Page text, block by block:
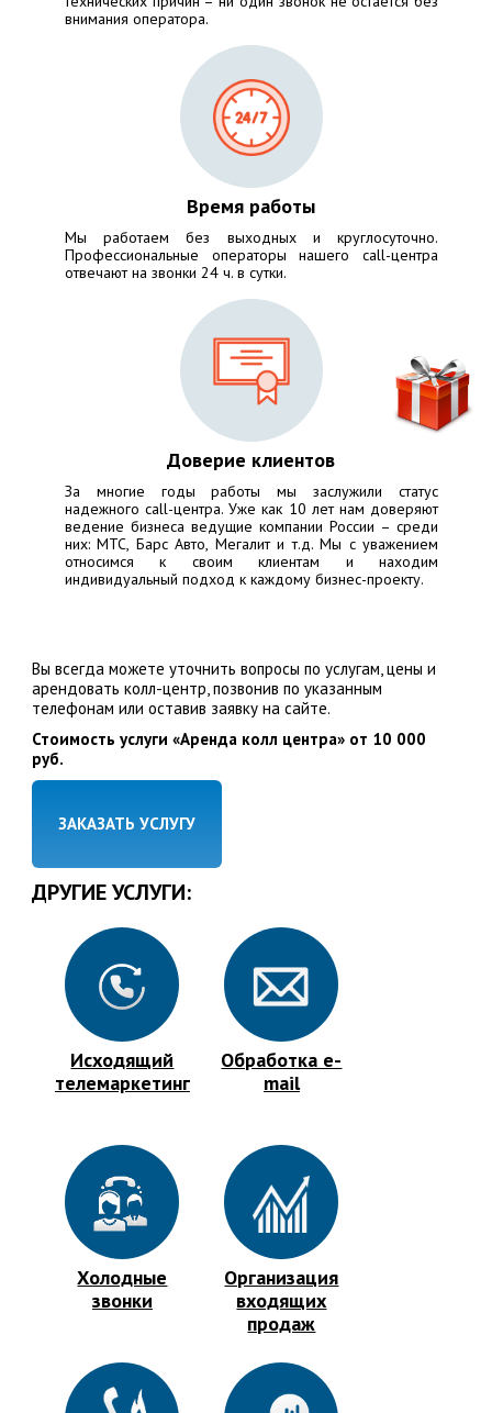
внимания оператора.
Время работы
Мы работаем без выходных и круглосуточно.
Профессиональные операторы нашего call-центра
отвечают на звонки 24 ч. в сутки.
Доверие клиентов
За многие годы работы мы заслужили статус
надежного call-центра. Уже как 10 лет нам доверяют
ведение бизнеса ведущие компании России – среди
них:МТС, Барс Авто, Мегалити т.д. Мы с уважением
относимся к своим клиентам и находим
индивидуальный подход к каждому бизнес-проекту.
Вы всегда можете уточнить вопросы по услугам, цены и
арендовать колл-центр, позвонив по указанным
телефонам или оставив заявку на сайте.
Стоимость услуги «Аренда колл центра» от 10 000
руб.
ЗАКАЗАТЬ УСЛУГУ
ДРУГИЕ УСЛУГИ:
Исходящий
телемаркетинг
Обработка e-
mail
Холодные
звонки
Организация
входящих
продаж